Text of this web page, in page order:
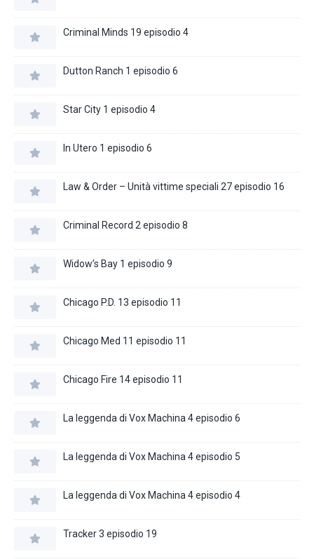
Criminal Minds 19 episodio 4
Dutton Ranch 1 episodio 6
Star City 1 episodio 4
In Utero 1 episodio 6
Law & Order – Unità vittime speciali 27 episodio 16
Criminal Record 2 episodio 8
Widow’s Bay 1 episodio 9
Chicago P.D. 13 episodio 11
Chicago Med 11 episodio 11
Chicago Fire 14 episodio 11
La leggenda di Vox Machina 4 episodio 6
La leggenda di Vox Machina 4 episodio 5
La leggenda di Vox Machina 4 episodio 4
Tracker 3 episodio 19